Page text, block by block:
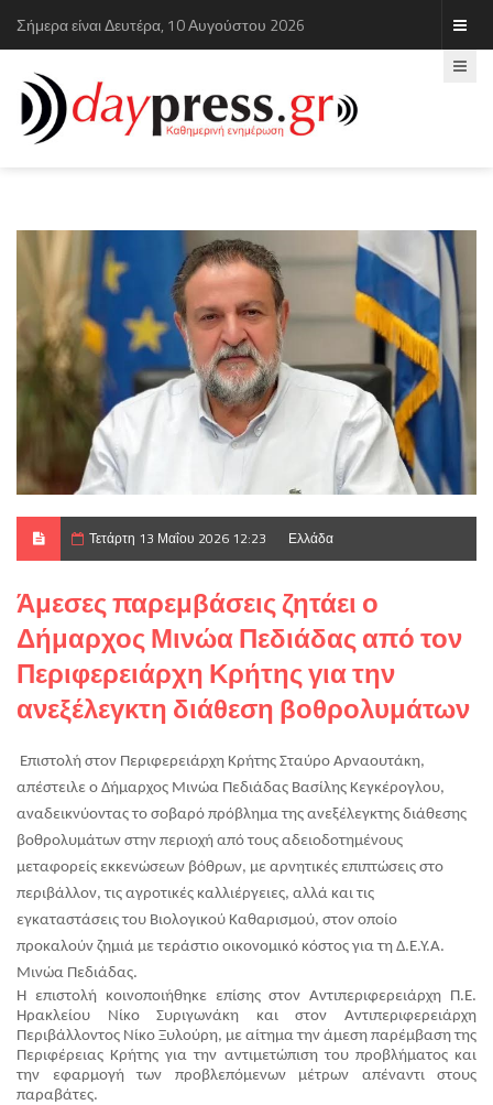
Σήμερα είναι Δευτέρα, 10 Αυγούστου 2026
Τετάρτη 13 Μαΐου 2026 12:23 Ελλάδα
Άμεσες παρεμβάσεις ζητάει ο
Δήμαρχος Μινώα Πεδιάδας από τον
Περιφερειάρχη Κρήτης για την
ανεξέλεγκτη διάθεση βοθρολυμάτων
Επιστολή στον Περιφερειάρχη Κρήτης Σταύρο Αρναουτάκη,
απέστειλε ο Δήμαρχος Μινώα Πεδιάδας Βασίλης Κεγκέρογλου,
αναδεικνύοντας το σοβαρό πρόβλημα της ανεξέλεγκτης διάθεσης
βοθρολυμάτων στην περιοχή από τους αδειοδοτημένους
μεταφορείς εκκενώσεων βόθρων, με αρνητικές επιπτώσεις στο
περιβάλλον, τις αγροτικές καλλιέργειες, αλλά και τις
εγκαταστάσεις του Βιολογικού Καθαρισμού, στον οποίο
προκαλούν ζημιά με τεράστιο οικονομικό κόστος για τη Δ.Ε.Υ.Α.
Μινώα Πεδιάδας.
Η επιστολή κοινοποιήθηκε επίσης στον Αντιπεριφερειάρχη Π.Ε.
Ηρακλείου Νίκο Συριγωνάκη και στον Αντιπεριφερειάρχη
Περιβάλλοντος Νίκο Ξυλούρη, με αίτημα την άμεση παρέμβαση της
Περιφέρειας Κρήτης για την αντιμετώπιση του προβλήματος και
την εφαρμογή των προβλεπόμενων μέτρων απέναντι στους
παραβάτες.